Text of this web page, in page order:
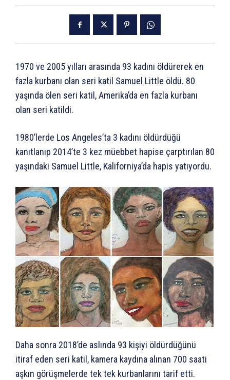
1970 ve 2005 yılları arasında 93 kadını öldürerek en
fazla kurbanı olan seri katil Samuel Little öldü. 80
yaşında ölen seri katil, Amerika’da en fazla kurbanı
olan seri katildi.
1980’lerde Los Angeles’ta 3 kadını öldürdüğü
kanıtlanıp 2014’te 3 kez müebbet hapise çarptırılan 80
yaşındaki Samuel Little, Kaliforniya’da hapis yatıyordu.
Daha sonra 2018’de aslında 93 kişiyi öldürdüğünü
itiraf eden seri katil, kamera kaydına alınan 700 saati
aşkın görüşmelerde tek tek kurbanlarını tarif etti.